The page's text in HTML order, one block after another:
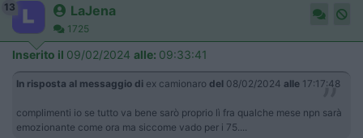
13 LaJena
1725
Inserito il 09/02/2024 alle: 09:33:41
In risposta al messaggio di ex camionaro del 08/02/2024 alle 17:17:48
complimenti io se tutto va bene sarò proprio lì fra qualche mese npn sarà
emozionante come ora ma siccome vado per i 75....